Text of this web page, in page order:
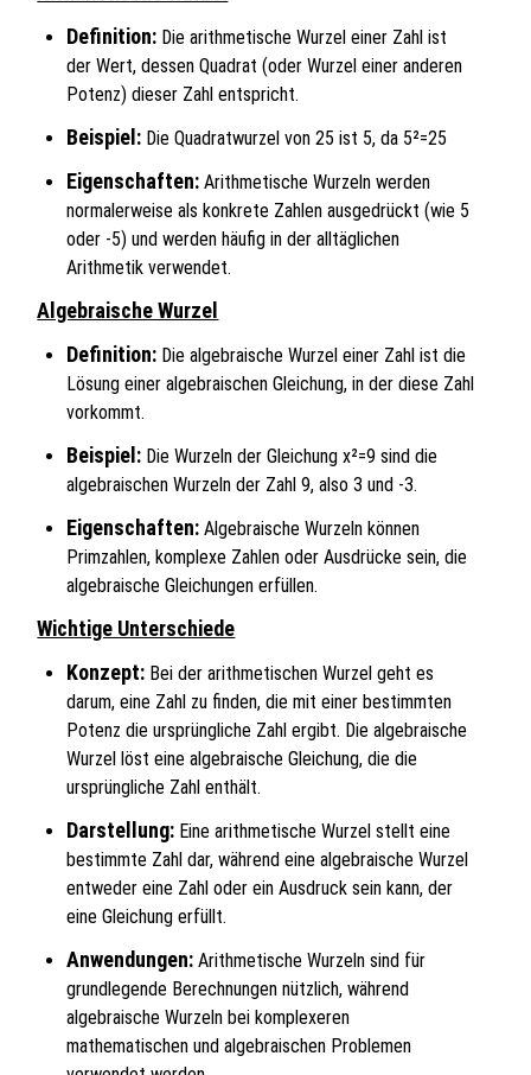
Definition: Die arithmetische Wurzel einer Zahl ist
der Wert, dessen Quadrat (oder Wurzel einer anderen
Potenz) dieser Zahl entspricht.
Beispiel: Die Quadratwurzel von 25 ist 5, da 5²=25
Eigenschaften: Arithmetische Wurzeln werden
normalerweise als konkrete Zahlen ausgedrückt (wie 5
oder -5) und werden häufig in der alltäglichen
Arithmetik verwendet.
Algebraische Wurzel
Definition: Die algebraische Wurzel einer Zahl ist die
Lösung einer algebraischen Gleichung, in der diese Zahl
vorkommt.
Beispiel: Die Wurzeln der Gleichung х²=9 sind die
algebraischen Wurzeln der Zahl 9, also 3 und -3.
Eigenschaften: Algebraische Wurzeln können
Primzahlen, komplexe Zahlen oder Ausdrücke sein, die
algebraische Gleichungen erfüllen.
Wichtige Unterschiede
Konzept: Bei der arithmetischen Wurzel geht es
darum, eine Zahl zu finden, die mit einer bestimmten
Potenz die ursprüngliche Zahl ergibt. Die algebraische
Wurzel löst eine algebraische Gleichung, die die
ursprüngliche Zahl enthält.
Darstellung: Eine arithmetische Wurzel stellt eine
bestimmte Zahl dar, während eine algebraische Wurzel
entweder eine Zahl oder ein Ausdruck sein kann, der
eine Gleichung erfüllt.
Anwendungen: Arithmetische Wurzeln sind für
grundlegende Berechnungen nützlich, während
algebraische Wurzeln bei komplexeren
mathematischen und algebraischen Problemen